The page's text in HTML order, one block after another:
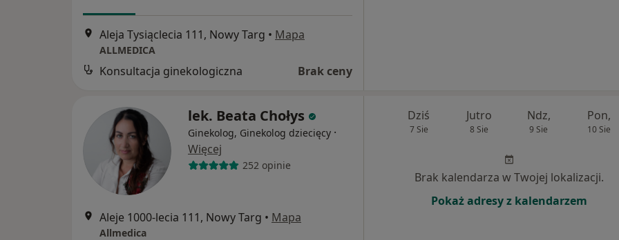
Aleja Tysiąclecia 111, Nowy Targ • Mapa
ALLMEDICA
Konsultacja ginekologiczna Brak ceny
lek. Beata Chołys
Ginekolog, Ginekolog dziecięcy ·
Więcej
252 opinie
Aleje 1000-lecia 111, Nowy Targ • Mapa
Allmedica
Dziś
7 Sie
Jutro
8 Sie
Ndz,
9 Sie
Pon,
10 Sie
Brak kalendarza w Twojej lokalizacji.
Pokaż adresy z kalendarzem